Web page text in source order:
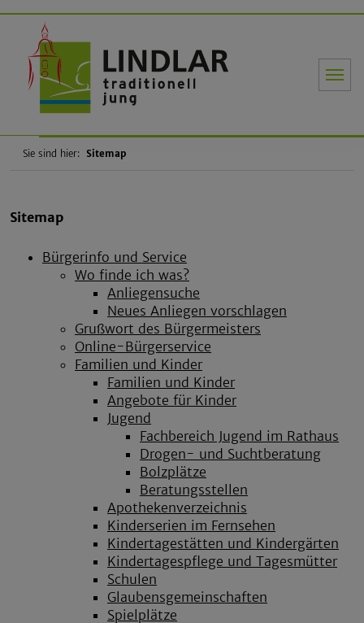
Sie sind hier: Sitemap
Sitemap
Bürgerinfo und Service
Wo finde ich was?
Anliegensuche
Neues Anliegen vorschlagen
Grußwort des Bürgermeisters
Online-Bürgerservice
Familien und Kinder
Familien und Kinder
Angebote für Kinder
Jugend
Fachbereich Jugend im Rathaus
Drogen- und Suchtberatung
Bolzplätze
Beratungsstellen
Apothekenverzeichnis
Kinderserien im Fernsehen
Kindertagestätten und Kindergärten
Kindertagespflege und Tagesmütter
Schulen
Glaubensgemeinschaften
Spielplätze